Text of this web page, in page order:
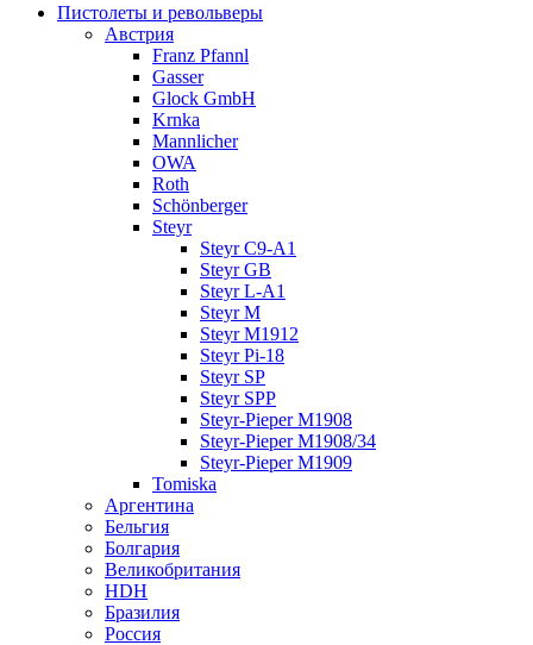
Пистолеты и револьверы
Австрия
Franz Pfannl
Gasser
Glock GmbH
Krnka
Mannlicher
OWA
Roth
Schönberger
Steyr
Steyr C9-A1
Steyr GB
Steyr L-A1
Steyr M
Steyr M1912
Steyr Pi-18
Steyr SP
Steyr SPP
Steyr-Pieper M1908
Steyr-Pieper M1908/34
Steyr-Pieper M1909
Tomiska
Аргентина
Бельгия
Болгария
Великобритания
HDH
Бразилия
Россия